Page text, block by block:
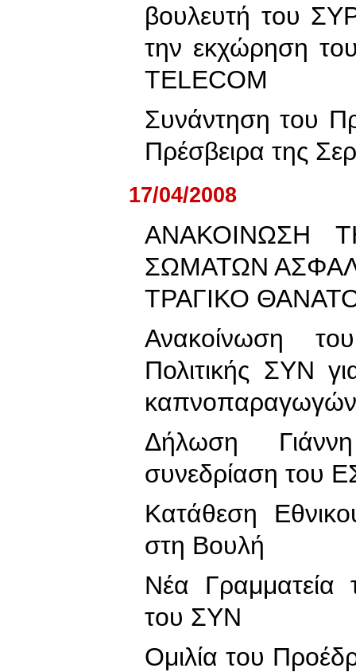
βουλευτή του
την εκχώρηση
TELECOM
Συνάντηση του
Πρέσβειρα της
17/04/2008
ΑΝΑΚΟΙΝΩΣΗ
ΣΩΜΑΤΩΝ
ΤΡΑΓΙΚΟ
Ανακοίνωση
Πολιτικής ΣΥΝ
καπνοπαραγωγών
Δήλωση
συνεδρίαση του
Κατάθεση
στη Βουλή
Νέα Γραμματεία
του ΣΥΝ
Ομιλία του